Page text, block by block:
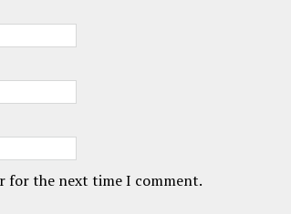
for the next time I comment.